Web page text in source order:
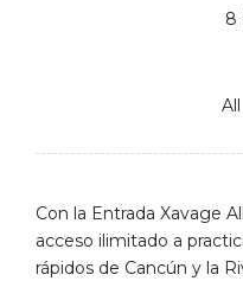
8
Con la Entrada Xavage
acceso ilimitado a
rápidos de Cancún y la